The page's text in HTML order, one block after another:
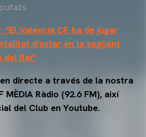
Valencia CF ha de jugar
d'estar en la següent
Rei”
directe a través de la nostra
MÈDIA Ràdio (92.6 FM), així
del Club en Youtube.